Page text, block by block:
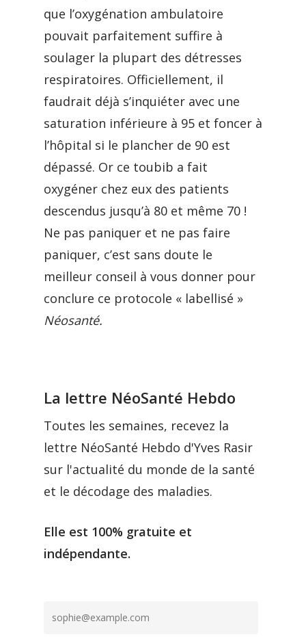
que l’oxygénation ambulatoire
pouvait parfaitement suffire à
soulager la plupart des détresses
respiratoires. Officiellement, il
faudrait déjà s’inquiéter avec une
saturation inférieure à 95 et foncer à
l’hôpital si le plancher de 90 est
dépassé. Or ce toubib a fait
oxygéner chez eux des patients
descendus jusqu’à 80 et même 70 !
Ne pas paniquer et ne pas faire
paniquer, c’est sans doute le
meilleur conseil à vous donner pour
conclure ce protocole « labellisé »
Néosanté.
La lettre NéoSanté Hebdo
Toutes les semaines, recevez la
lettre NéoSanté Hebdo d'Yves Rasir
sur l'actualité du monde de la santé
et le décodage des maladies.
Elle est 100% gratuite et
indépendante.